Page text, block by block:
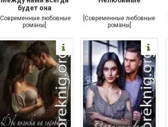
будет она
[Современные любовные
романы]
[Современные любовные
романы]